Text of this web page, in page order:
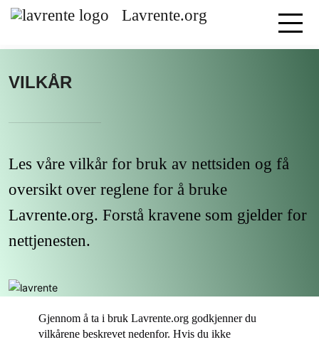
Lavrente.org
VILKÅR
Les våre vilkår for bruk av nettsiden og få
oversikt over reglene for å bruke
Lavrente.org. Forstå kravene som gjelder for
nettjenesten.
Gjennom å ta i bruk Lavrente.org godkjenner du
vilkårene beskrevet nedenfor. Hvis du ikke